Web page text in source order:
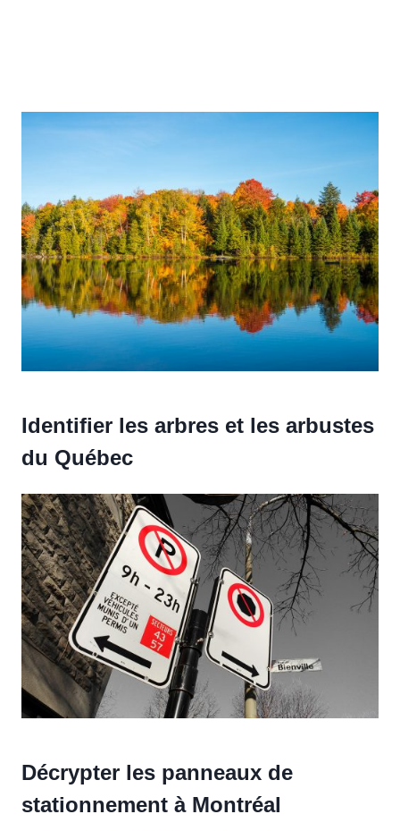
Identifier les arbres et les arbustes
du Québec
Décrypter les panneaux de
stationnement à Montréal